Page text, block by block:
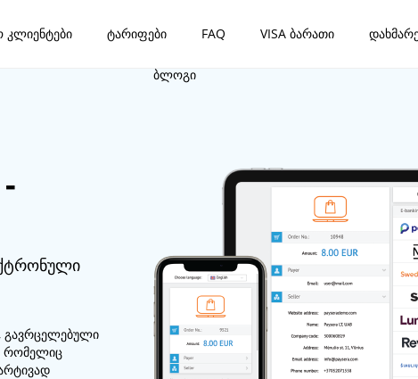
კლიენტები ტარიფები FAQ VISA ბარათი
ბლოგი
გავრცელებული
რომელიც